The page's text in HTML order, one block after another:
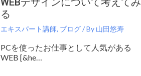
る
エキスパート講師, ブログ/ By 山田悠寿
PCを使ったお仕事として人気がある
WEB [&he…